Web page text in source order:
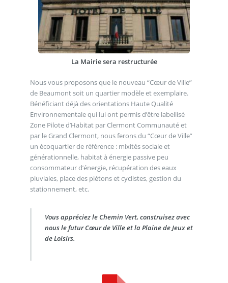
La Mairie sera restructurée
Nous vous proposons que le nouveau “Cœur de Ville”
de Beaumont soit un quartier modèle et exemplaire.
Bénéficiant déjà des orientations Haute Qualité
Environnementale qui lui ont permis d’être labellisé
Zone Pilote d’Habitat par Clermont Communauté et
par le Grand Clermont, nous ferons du “Cœur de Ville”
un écoquartier de référence : mixités sociale et
générationnelle, habitat à énergie passive peu
consommateur d’énergie, récupération des eaux
pluviales, place des piétons et cyclistes, gestion du
stationnement, etc.
Vous appréciez le Chemin Vert, construisez avec
nous le futur Cœur de Ville et la Plaine de Jeux et
de Loisirs.